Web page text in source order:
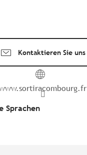
Kontaktieren Sie uns
Sprachen
Sprachen